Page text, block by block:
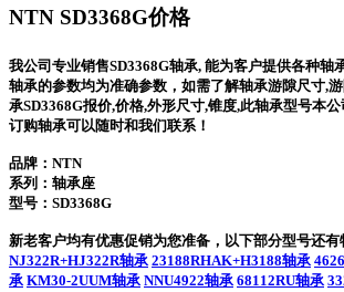
NTN SD3368G价格
我公司专业销售SD3368G轴承, 能为客户提供各种轴
轴承的参数均为准确参数，如需了解轴承游隙尺寸,
承SD3368G报价,价格,外形尺寸,锥度,此轴承型号本
订购轴承可以随时和我们联系！
品牌：NTN
系列：轴承座
型号： SD3368G
新老客户均有优惠促销为您准备，以下部分型号还有
NJ322R+HJ322R轴承 23188RHAK+H3188轴承
承 KM30-2UUM轴承 NNU4922轴承 68112RU轴承